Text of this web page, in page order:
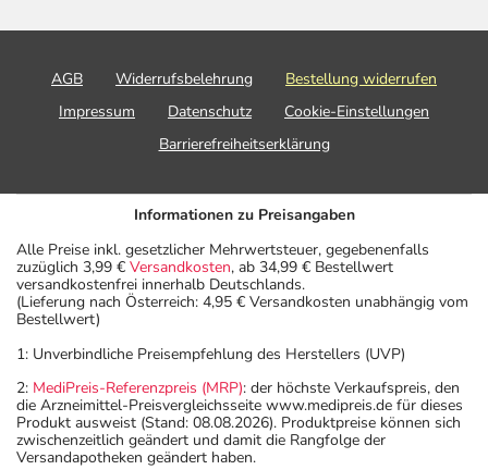
AGB Widerrufsbelehrung
Bestellung widerrufen
Impressum
Datenschutz
Cookie-Einstellungen
Barrierefreiheitserklärung
Informationen zu Preisangaben
Alle Preise inkl. gesetzlicher Mehrwertsteuer, gegebenenfalls
zuzüglich 3,99 € Versandkosten, ab 34,99 € Bestellwert
versandkostenfrei innerhalb Deutschlands.
(Lieferung nach Österreich: 4,95 € Versandkosten unabhängig vom
Bestellwert)
1: Unverbindliche Preisempfehlung des Herstellers (UVP)
2: MediPreis-Referenzpreis (MRP): der höchste Verkaufspreis, den
die Arzneimittel-Preisvergleichsseite www.medipreis.de für dieses
Produkt ausweist (Stand: 08.08.2026). Produktpreise können sich
zwischenzeitlich geändert und damit die Rangfolge der
Versandapotheken geändert haben.